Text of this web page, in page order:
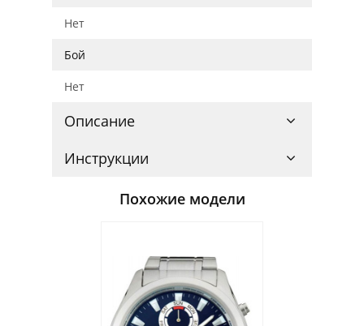
Нет
Бой
Нет
Описание
Инструкции
Похожие модели